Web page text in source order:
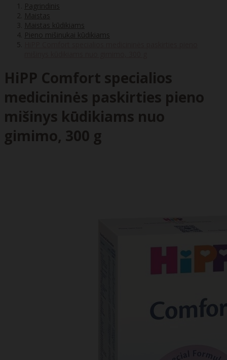
Pagrindinis
Maistas
Maistas kūdikiams
Pieno mišinukai kūdikiams
HiPP Comfort specialios
medicininės paskirties pieno
mišinys kūdikiams nuo
gimimo, 300 g